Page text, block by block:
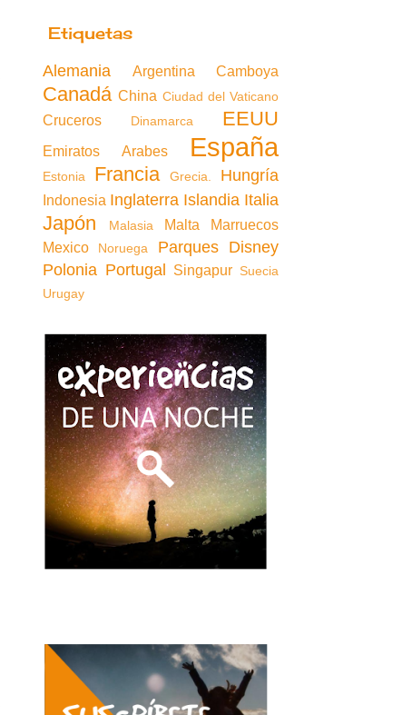
Etiquetas
Alemania Argentina Camboya
Canadá China Ciudad del Vaticano
Cruceros Dinamarca EEUU
Emiratos Arabes España
Estonia Francia Grecia. Hungría
Indonesia Inglaterra Islandia Italia
Japón Malasia Malta
Marruecos
Mexico
Noruega
Parques Disney
Polonia Portugal Singapur Suecia
Urugay